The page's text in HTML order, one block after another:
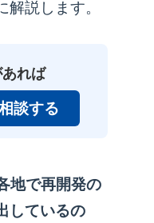
説します。
れば
談する
地で再開発の
しているの